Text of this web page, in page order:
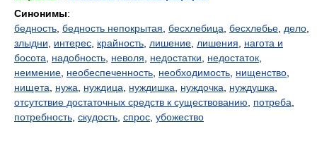
Синонимы:
бедность бедность непокрытая бесхлебица бесхлебье дело
злыдни
интерес крайность лишение лишения
нагота и
босота
надобность неволя недостатки недостаток
неимение необеспеченность необходимость нищенство
нищета
нужа нуждица нуждишка нуждочка нуждушка
отсутствие достаточных средств к существованию
потреба
потребность скудость спрос убожество